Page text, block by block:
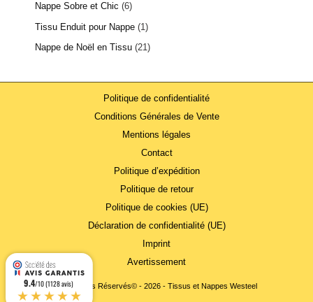
Nappe Sobre et Chic 6
Tissu Enduit pour Nappe 1
Nappe de Noël en Tissu 21
Politique de confidentialité
Conditions Générales de Vente
Mentions légales
Contact
Politique d’expédition
Politique de retour
Politique de cookies (UE)
Déclaration de confidentialité (UE)
Imprint
Avertissement
Tous Droits Réservés© - 2026 - Tissus et Nappes Westeel
9.4/10 (1128 avis)
★★★★★